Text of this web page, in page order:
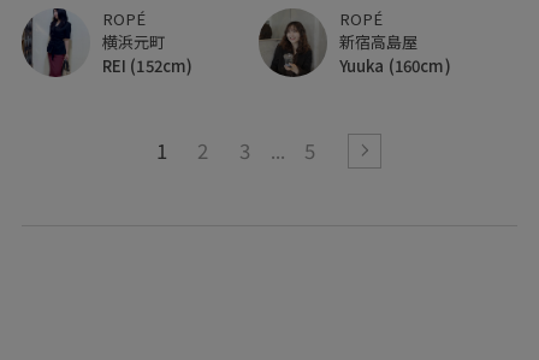
ROPÉ
横浜元町
REI (152cm)
ROPÉ
新宿高島屋
Yuuka (160cm)
1 2 3 5